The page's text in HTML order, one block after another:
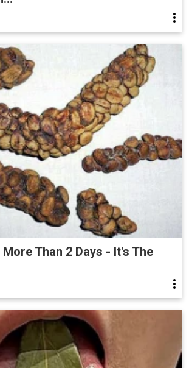
Than 2 Days - It's The